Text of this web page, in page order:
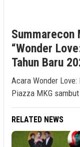
Summarecon
“Wonder
Tahun Baru
Acara Wonder
Piazza MKG
RELATED NEWS